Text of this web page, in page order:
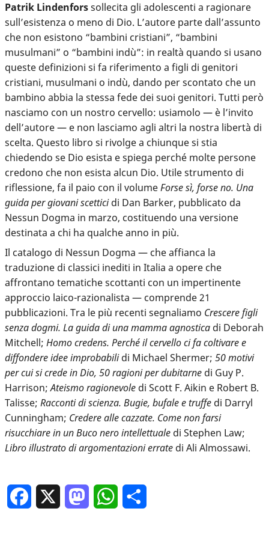
Patrik Lindenforssollecita gli adolescenti a ragionare
sull’esistenza o meno di Dio. L’autore parte dall’assunto
che non esistono “bambini cristiani”, “bambini
musulmani” o “bambini indù”: in realtà quando si usano
queste definizioni si fa riferimento a figli di genitori
cristiani, musulmani o indù, dando per scontato che un
bambino abbia la stessa fede dei suoi genitori. Tutti però
nasciamo con un nostro cervello: usiamolo — è l’invito
dell’autore — e non lasciamo agli altri la nostra libertà di
scelta. Questo libro si rivolge a chiunque si stia
chiedendo se Dio esista e spiega perché molte persone
credono che non esista alcun Dio. Utile strumento di
riflessione, fa il paio con il volumeForse sì, forse no. Una
guida per giovani scetticidi Dan Barker, pubblicato da
Nessun Dogma in marzo, costituendo una versione
destinata a chi ha qualche anno in più.
Il catalogo di Nessun Dogma — che affianca la
traduzione di classici inediti in Italia a opere che
affrontano tematiche scottanti con un impertinente
approccio laico-razionalista — comprende 21
pubblicazioni. Tra le più recenti segnaliamo Crescere figli
senza dogmi. La guida di una mamma agnostica di Deborah
Mitchell; Homo credens. Perché il cervello ci fa coltivare e
diffondere idee improbabilidi Michael Shermer; 50 motivi
per cui si crede in Dio, 50 ragioni per dubitarne di Guy P.
Harrison;Ateismo ragionevole di Scott F. Aikin e Robert B.
Talisse; Racconti di scienza. Bugie, bufale e truffe di Darryl
Cunningham; Credere alle cazzate. Come non farsi
risucchiare in un Buco nero intellettuale di Stephen Law;
Libro illustrato di argomentazioni errate di Ali Almossawi.
Facebook MastodonWhatsApp